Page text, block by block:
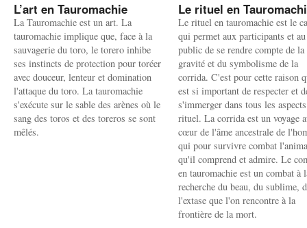
L’art en Tauromachie
La Tauromachie est un art. La
tauromachie implique que, face à la
sauvagerie du toro, le torero inhibe
ses instincts de protection pour toréer
avec douceur, lenteur et domination
l'attaque du toro. La tauromachie
s'exécute sur le sable des arènes où le
sang des toros et des toreros se sont
mêlés.
Le rituel en
Le rituel en tauromachie est le
qui permet aux participants et au
public de se rendre compte de la
gravité et du symbolisme de la
corrida. C'est pour cette raison
est si important de respecter et
s'immerger dans tous les
rituel. La corrida est un voyage
cœur de l'âme ancestrale de
qui pour survivre combat
qu'il comprend et admire. Le
en tauromachie est un combat à
recherche du beau, du sublime,
l'extase que l'on rencontre à la
frontière de la mort.